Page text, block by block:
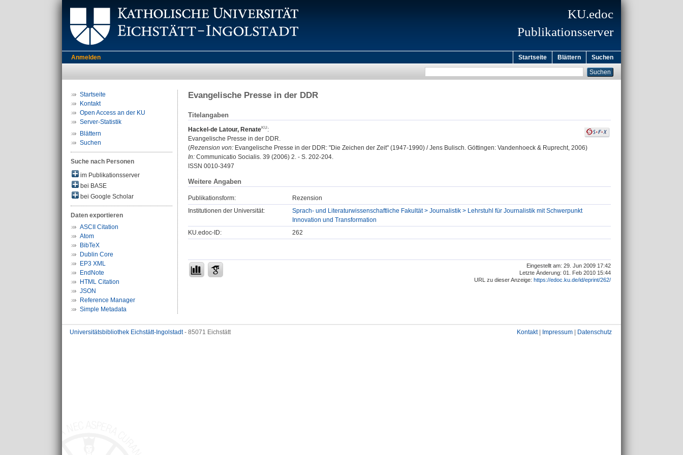
KU.edoc
Publikationsserver
Anmelden Startseite Blättern Suchen
Startseite
Kontakt
Open Access an der KU
Server-Statistik
Blättern
Suchen
Suche nach Personen
im Publikationsserver
bei BASE
bei Google Scholar
Daten exportieren
ASCII Citation
Atom
BibTeX
Dublin Core
EP3 XML
EndNote
HTML Citation
JSON
Reference Manager
Simple Metadata
Evangelische Presse in der DDR
Titelangaben
Hackel-de Latour, Renate
:
Evangelische Presse in der DDR.
(Rezension von: Evangelische Presse in der DDR: "Die Zeichen der Zeit" (1947-1990) / Jens Bulisch. Göttingen: Vandenhoeck & Ruprecht, 2006)
In: Communicatio Socialis. 39 (2006) 2. - S. 202-204.
ISSN 0010-3497
Weitere Angaben
Publikationsform:
Rezension
Institutionen der Universität:
Sprach- und Literaturwissenschaftliche Fakultät > Journalistik > Lehrstuhl für Journalistik mit Schwerpunkt
Innovation und Transformation
KU.edoc-ID:
262
Eingestellt am: 29. Jun 2009 17:42
Letzte Änderung: 01. Feb 2010 15:44
URL zu dieser Anzeige: https://edoc.ku.de/id/eprint/262/
Universitätsbibliothek Eichstätt-Ingolstadt- 85071 Eichstätt Kontakt| Impressum Datenschutz